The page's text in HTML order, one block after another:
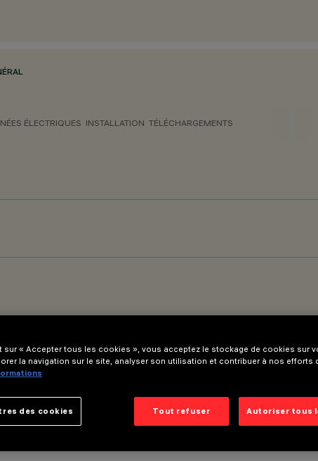
ÉLECTRIQUES INSTALLATION TÉLÉCHARGEMENTS
sur « Accepter tous les cookies », vous acceptez le stockage de cookies sur
la navigation sur le site, analyser son utilisation et contribuer à nos efforts
Tout refuser Autoriser tous
des cookies